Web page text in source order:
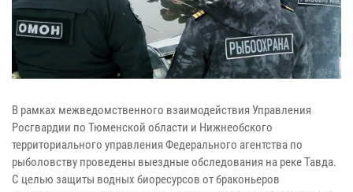
В рамках межведомственного взаимодействия Управления
Росгвардии по Тюменской области и Нижнеобского
территориального управления Федерального агентства по
рыболовству проведены выездные обследования на реке Тавда.
С целью защиты водных биоресурсов от браконьеров